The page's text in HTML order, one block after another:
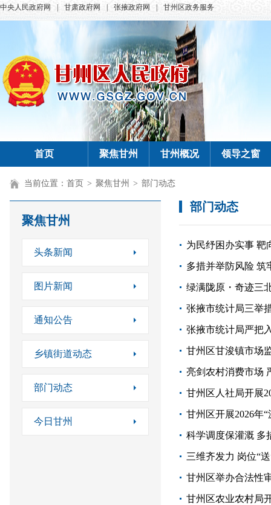
中央人民政府网 甘肃政府网 张掖政府网 甘州区政务服务
首页 聚焦甘州 甘州概况 领导之窗
当前位置： 首页 > 聚焦甘州 > 部门动态
聚焦甘州
头条新闻
图片新闻
通知公告
乡镇街道动态
部门动态
今日甘州
部门动态
为民纾困办实事
绿满陇原・奇迹三
张掖市统计局三举
张掖市统计局严把
甘州区甘浚镇市场
三维齐发力 岗位“
甘州区举办合法性
甘州区农业农村局